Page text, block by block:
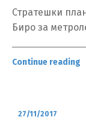
Стратешки
Биро за
Continue reading
27/11/2017